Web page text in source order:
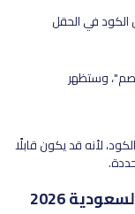
في الحقل
وستظهر
لأنه قد يكون قابلًا
2026